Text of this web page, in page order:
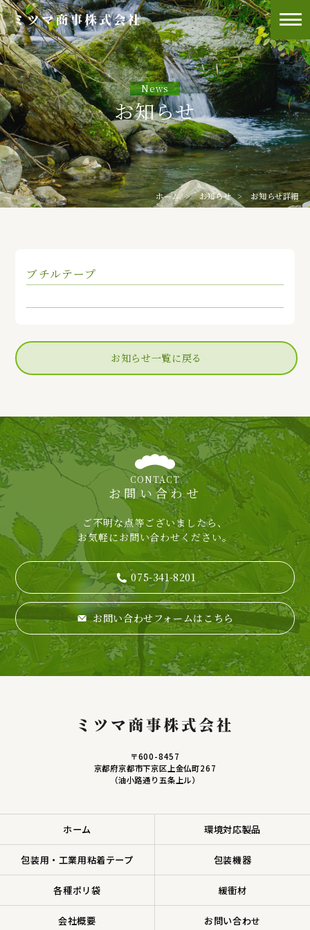
News
お知らせ
ホーム お知らせ お知らせ詳細
ブチルテープ
お知らせ一覧に戻る
CONTACT
お問い合わせ
ご不明な点等ございましたら、
お気軽にお問い合わせください。
075-341-8201
お問い合わせフォームはこちら
〒600-8457
京都府京都市下京区上金仏町267
（油小路通り五条上ル）
ホーム 環境対応製品
包装用・工業用粘着テープ 包装機器
各種ポリ袋 緩衝材
会社概要 お問い合わせ